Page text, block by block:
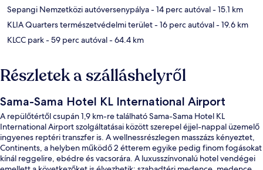
Sepangi Nemzetközi autóversenypálya- 14 perc autóval- 15.1 km
KLIA Quarters természetvédelmi terület- 16 perc autóval- 19.6 km
KLCC park- 59 perc autóval- 64.4 km
Részletek a szálláshelyről
Sama-Sama Hotel KL International Airport
A repülőtértől csupán 1,9 km-re található Sama-Sama Hotel KL
International Airport szolgáltatásai között szerepel éjjel-nappal üzemelő
ingyenes reptéri transzfer is. A wellnessrészlegen masszázs kényeztet,
Continents, a helyben működő 2 étterem egyike pedig finom fogásokat
kínál reggelire, ebédre és vacsorára. A luxusszínvonalú hotel vendégei